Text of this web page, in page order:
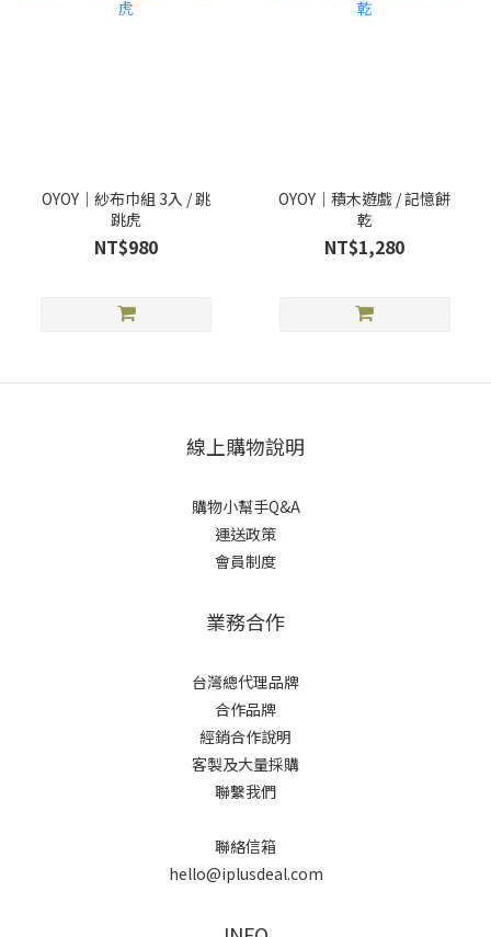
OYOY｜紗布巾組 3入 / 跳
跳虎
NT$980
OYOY｜積木遊戲 / 記憶餅
乾
NT$1,280
線上購物說明
購物小幫手Q&A
運送政策
會員制度
業務合作
台灣總代理品牌
合作品牌
經銷合作說明
客製及大量採購
聯繫我們
聯絡信箱
hello@iplusdeal.com